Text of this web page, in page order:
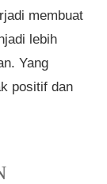
membuat
lebih
Yang
positif dan